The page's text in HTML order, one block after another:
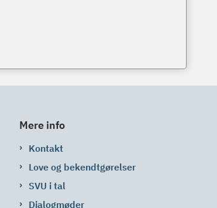
Mere info
Kontakt
Love og bekendtgørelser
SVU i tal
Dialogmøder